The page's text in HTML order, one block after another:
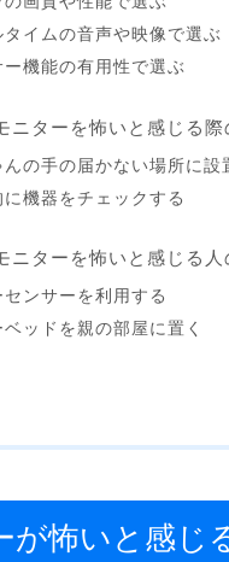
タイムの音声や映像で選ぶ
ー機能の有用性で選ぶ
ニターを怖いと感じる際
んの手の届かない場所に設
に機器をチェックする
ニターを怖いと感じる人
センサーを利用する
ッドを親の部屋に置く
が怖いと感じ